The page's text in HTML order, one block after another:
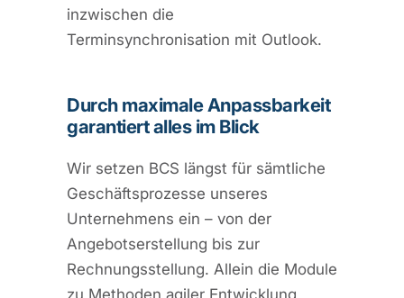
inzwischen die
Terminsynchronisation mit Outlook.
Durch maximale Anpassbarkeit
garantiert alles im Blick
Wir setzen BCS längst für sämtliche
Geschäftsprozesse unseres
Unternehmens ein – von der
Angebotserstellung bis zur
Rechnungsstellung. Allein die Module